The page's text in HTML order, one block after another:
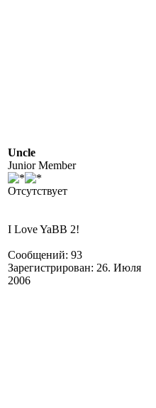
Uncle
Junior Member
Отсутствует
I Love YaBB 2!
Сообщений: 93
Зарегистрирован: 26. Июля
2006